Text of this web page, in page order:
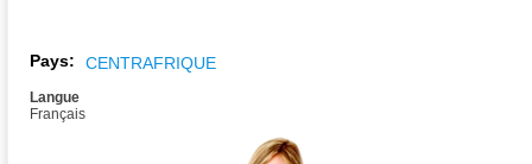
Pays: CENTRAFRIQUE
Langue
Français